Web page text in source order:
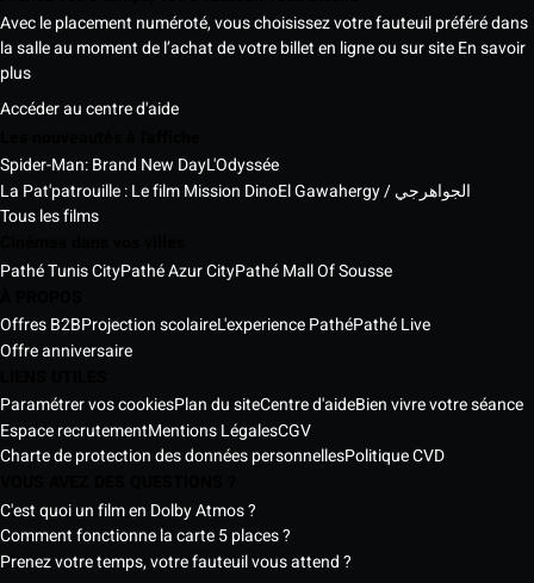
Avec le placement numéroté, vous choisissez votre fauteuil préféré dans
la salle au moment de l’achat de votre billet en ligne ou sur siteEn savoir
plus
Accéder au centre d'aide
Spider-Man: Brand New DayL'Odyssée
La Pat'patrouille : Le film Mission Dino
El Gawahergy / الجواهرجي
Tous les films
Pathé Tunis CityPathé Azur CityPathé Mall Of Sousse
Offres B2BProjection scolaireL'experience PathéPathé Live
Offre anniversaire
Paramétrer vos cookiesPlan du siteCentre d'aideBien vivre votre séance
Espace recrutementMentions LégalesCGV
Charte de protection des données personnellesPolitique CVD
C'est quoi un film en Dolby Atmos ?
Comment fonctionne la carte 5 places ?
Prenez votre temps, votre fauteuil vous attend ?